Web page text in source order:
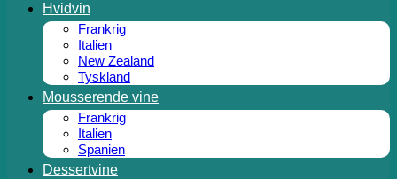
Hvidvin
Frankrig
Italien
New Zealand
Tyskland
Mousserende vine
Frankrig
Italien
Spanien
Dessertvine